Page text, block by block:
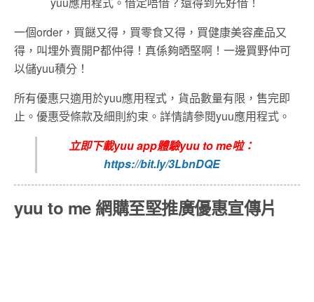
一個order，買餸又得，買零食又得，買健康美容產品又
得，叫埋外賣開P都仲得！真係夠晒堅啊！一邊買野仲可
以儲yuu積分！
所有優惠只適用於yuu應用程式，貨品數量有限，售完即
止。優惠受條款及細則約束。詳情請參閱yuu應用程式。
立即下載yuu app體驗yuu to me啦：
https://bit.ly/3LbnDQE
yuu to me 網購至堅推廣優惠宣傳片